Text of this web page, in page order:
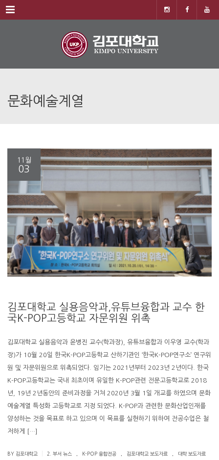
Menu
문화예술계열
11월
03
김포대학교 실용음악과,유튜브융합과 교수 한
국K-POP고등학교 자문위원 위촉
김포대학교 실용음악과 윤병진 교수(학과장), 유튜브융합과 이우영 교수(학과
장)가 10월 20일 한국K-POP고등학교 산하기관인 ‘한국K-POP연구소’ 연구위
원 및 자문위원으로 위촉되었다. 임기는 2021년부터 2023년 2년이다. 한국
K-POP고등학교는 국내 최초이며 유일한 K-POP관련 전문고등학교로 2018
년, 19년 2년동안의 준비과정을 거쳐 2020년 3월 1일 개교를 하였으며 문화
예술계열 특성화 고등학교로 지정 되었다. K-POP과 관련한 문화산업인재를
양성하는 것을 목표로 하고 있으며 이 목표를 실현하기 위하여 전공수업은 철
저하게 […]
BY 김포대학교 2. 부서 뉴스 K-POP 융합전공 김포대학교 보도자료 대학 보도자료